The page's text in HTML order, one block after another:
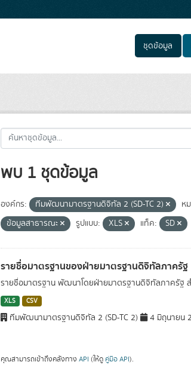
ชุดข้อมูล
พบ 1 ชุดข้อมูล
องค์กร: ทีมพัฒนามาตรฐานดิจิทัล 2 (SD-TC 2)
ห
ข้อมูลสาธารณะ
รูปแบบ: XLS แท็ค: SD
รายชื่อมาตรฐานของฝ่ายมาตรฐานดิจิทัลภาครัฐ
รายชื่อมาตรฐาน พัฒนาโดยฝ่ายมาตรฐานดิจิทัลภาครัฐ
XLS CSV
ทีมพัฒนามาตรฐานดิจิทัล 2 (SD-TC 2) 4 มิถุนายน
คุณสามารถเข้าถึงคลังทาง API (ให้ดู คู่มือ API).